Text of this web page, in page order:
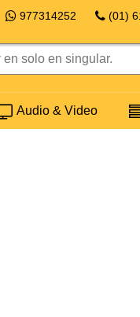
977314252 (01)
Audio & Video